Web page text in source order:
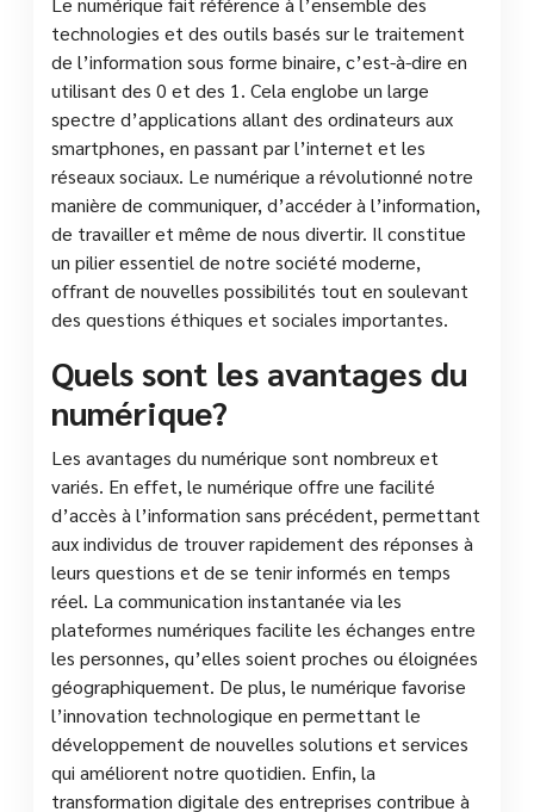
technologies et des outils basés sur le traitement
de l’information sous forme binaire, c’est-à-dire en
utilisant des 0 et des 1. Cela englobe un large
spectre d’applications allant des ordinateurs aux
smartphones, en passant par l’internet et les
réseaux sociaux. Le numérique a révolutionné notre
manière de communiquer, d’accéder à l’information,
de travailler et même de nous divertir. Il constitue
un pilier essentiel de notre société moderne,
offrant de nouvelles possibilités tout en soulevant
des questions éthiques et sociales importantes.
Quels sont les avantages du
numérique?
Les avantages du numérique sont nombreux et
variés. En effet, le numérique offre une facilité
d’accès à l’information sans précédent, permettant
aux individus de trouver rapidement des réponses à
leurs questions et de se tenir informés en temps
réel. La communication instantanée via les
plateformes numériques facilite les échanges entre
les personnes, qu’elles soient proches ou éloignées
géographiquement. De plus, le numérique favorise
l’innovation technologique en permettant le
développement de nouvelles solutions et services
qui améliorent notre quotidien. Enfin, la
transformation digitale des entreprises contribue à